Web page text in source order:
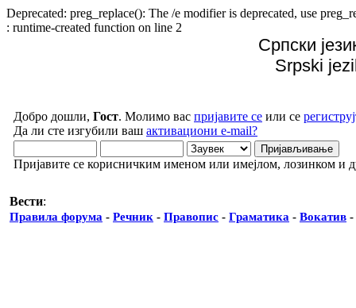
Deprecated: preg_replace(): The /e modifier is deprecated, use
: runtime-created function on line 2
Српски
Srpski
Добро дошли, Гост. Молимо вас пријавите се или се
Да ли сте изгубили ваш активациони e-mail?
Пријавите се корисничким именом или имејлом, лозинком и
Вести:
Правила форума - Речник - Правопис - Граматика - Вокатив -